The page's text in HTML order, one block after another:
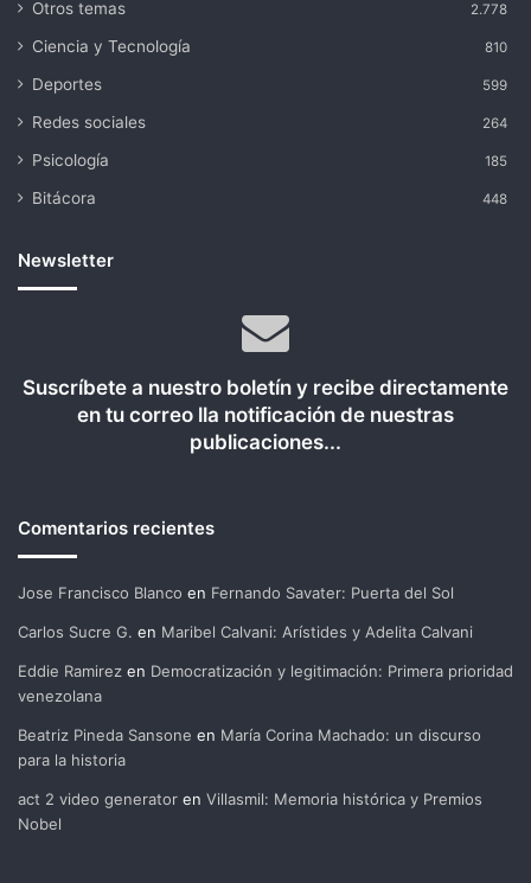
Otros temas 2.778
Ciencia y Tecnología 810
Deportes 599
Redes sociales 264
Psicología 185
Bitácora 448
Newsletter
Suscríbete a nuestro boletín y recibe directamente
en tu correo lla notificación de nuestras
publicaciones...
Comentarios recientes
Jose Francisco Blanco en Fernando Savater: Puerta del Sol
Carlos Sucre G. en Maribel Calvani: Arístides y Adelita Calvani
Eddie Ramirez en Democratización y legitimación: Primera prioridad
venezolana
Beatriz Pineda Sansone en María Corina Machado: un discurso
para la historia
act 2 video generator en Villasmil: Memoria histórica y Premios
Nobel